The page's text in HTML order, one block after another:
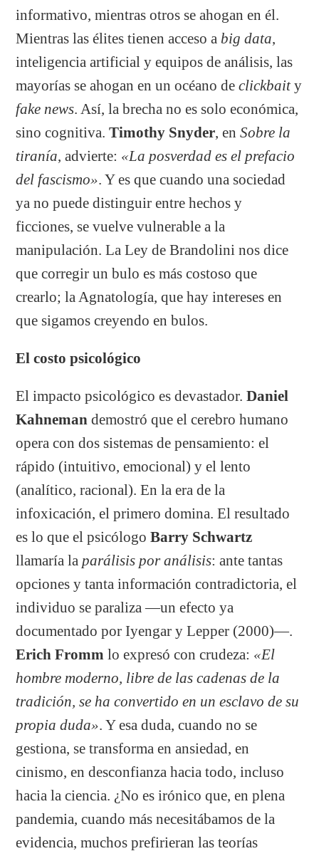
informativo, mientras otros se ahogan en él.
Mientras las élites tienen acceso a big data
inteligencia artificial y equipos de análisis, las
mayorías se ahogan en un océano declickbaity
fake news . Así, la brecha no es solo económica,
sino cognitiva.Timothy Snyder , enSobre la
tiranía , advierte: «La posverdad es el prefacio
del fascismo» . Y es que cuando una sociedad
ya no puede distinguir entre hechos y
ficciones, se vuelve vulnerable a la
manipulación. La Ley de Brandolini nos dice
que corregir un bulo es más costoso que
crearlo; la Agnatología, que hay intereses en
que sigamos creyendo en bulos.
El costo psicológico
El impacto psicológico es devastador.Daniel
Kahneman demostró que el cerebro humano
opera con dos sistemas de pensamiento: el
rápido (intuitivo, emocional) y el lento
(analítico, racional). En la era de la
infoxicación, el primero domina. El resultado
es lo que el psicólogoBarry Schwartz
llamaría la parálisis por análisis: ante tantas
opciones y tanta información contradictoria, el
individuo se paraliza —un efecto ya
documentado por Iyengar y Lepper (2000)—.
Erich Fromm lo expresó con crudeza: «El
hombre moderno, libre de las cadenas de la
tradición, se ha convertido en un esclavo de su
propia duda» . Y esa duda, cuando no se
gestiona, se transforma en ansiedad, en
cinismo, en desconfianza hacia todo, incluso
hacia la ciencia. ¿No es irónico que, en plena
pandemia, cuando más necesitábamos de la
evidencia, muchos prefirieran las teorías